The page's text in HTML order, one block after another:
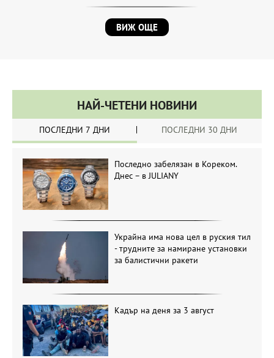
ВИЖ ОЩЕ
НАЙ-ЧЕТЕНИ НОВИНИ
ПОСЛЕДНИ 7 ДНИ ПОСЛЕДНИ 30 ДНИ
Последно забелязан в Кореком.
Днес – в JULIANY
Украйна има нова цел в руския тил
- трудните за намиране установки
за балистични ракети
Кадър на деня за 3 август